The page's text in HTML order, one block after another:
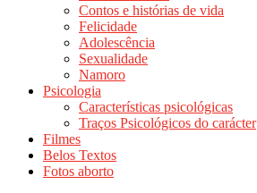
Contos e histórias de vida
Felicidade
Adolescência
Sexualidade
Namoro
Psicologia
Características psicológicas
Traços Psicológicos do carácter
Filmes
Belos Textos
Fotos aborto